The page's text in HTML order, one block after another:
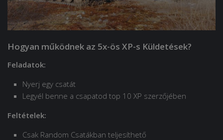
Hogyan működnek az 5x-ös XP-s Küldetések?
Feladatok:
Nyerj egy csatát
Legyél benne a csapatod top 10 XP szerzőjében
Feltételek:
Csak Random Csatákban teljesíthető